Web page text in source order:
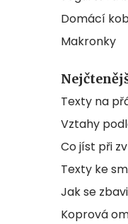
Domácí
Makronky
Texty na
Vztahy
Co jíst při
Texty ke
Jak se
Koprová